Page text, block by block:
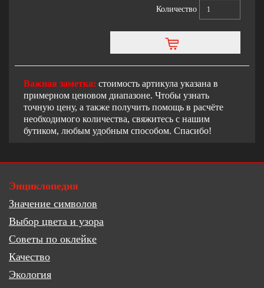
Количество
Важная заметка: стоимость артикула указана в
примерном ценовом диапазоне. Чтобы узнать
точную цену, а также получить помощь в расчёте
необходимого количества, свяжитесь с нашим
бутиком, любым удобным способом. Спасибо!
Энциклопедия
Значение символов
Выбор цвета и узора
Советы по оклейке
Качество
Экология